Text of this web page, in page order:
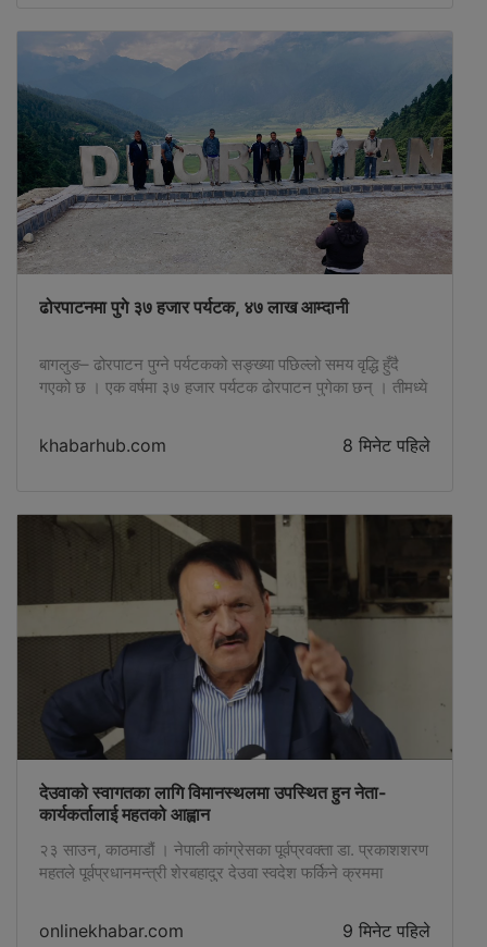
from all eleven local levels of Kathmandu district.
The breastfeeding room has been established on
the occasion of World Breastfeeding Week. This
year's breastfeeding week has been celebrated
with various programs under the main slogan
'Healthy Start for a Sustainable Life: Everyone's
Support for Effective Breastfeeding'.On Friday,
the closing day...
ढोरपाटनमा पुगे ३७ हजार पर्यटक, ४७ लाख आम्दानी
बागलुङ– ढोरपाटन पुग्ने पर्यटकको सङ्ख्या पछिल्लो समय वृद्धि हुँदै
गएको छ । एक वर्षमा ३७ हजार पर्यटक ढोरपाटन पुगेका छन् । तीमध्ये
बागलुङले जनाएको छ । नेपालको एक मात्रै सिकार आरक्ष क्षेत्र
ढोरपाटन पुग्ने पर्यटकको सङ्ख्या एक वर्षमा १३ हजारले बढेको
khabarhub.com 8 मिनेट पहिले
देउवाको स्वागतका लागि विमानस्थलमा उपस्थित हुन नेता-
कार्यकर्तालाई महतको आह्वान
२३ साउन, काठमाडौं । नेपाली कांग्रेसका पूर्वप्रवक्ता डा. प्रकाशशरण
महतले पूर्वप्रधानमन्त्री शेरबहादुर देउवा स्वदेश फर्किने क्रममा
कार्यकर्ताहरूको भेलालाई सम्बोधन गर्दै उनले …
onlinekhabar.com 9 मिनेट पहिले